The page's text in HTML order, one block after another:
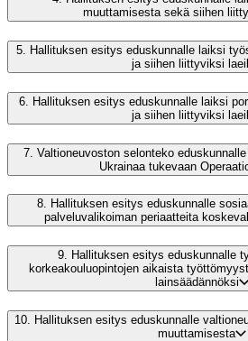
muuttamisesta sekä siihen
5. Hallituksen esitys eduskunnalle laiksi
ja siihen liittyviksi
6.
Hallituksen esitys eduskunnalle laiksi
ja siihen liittyviksi
7. Valtioneuvoston selonteko
Ukrainaa tukevaan
8. Hallituksen esitys eduskunnalle
palveluvalikoiman periaatteita
9. Hallituksen esitys eduskunnalle
korkeakouluopintojen aikaista
lainsäädännöksi
10.
Hallituksen esitys eduskunnalle
muuttamisesta